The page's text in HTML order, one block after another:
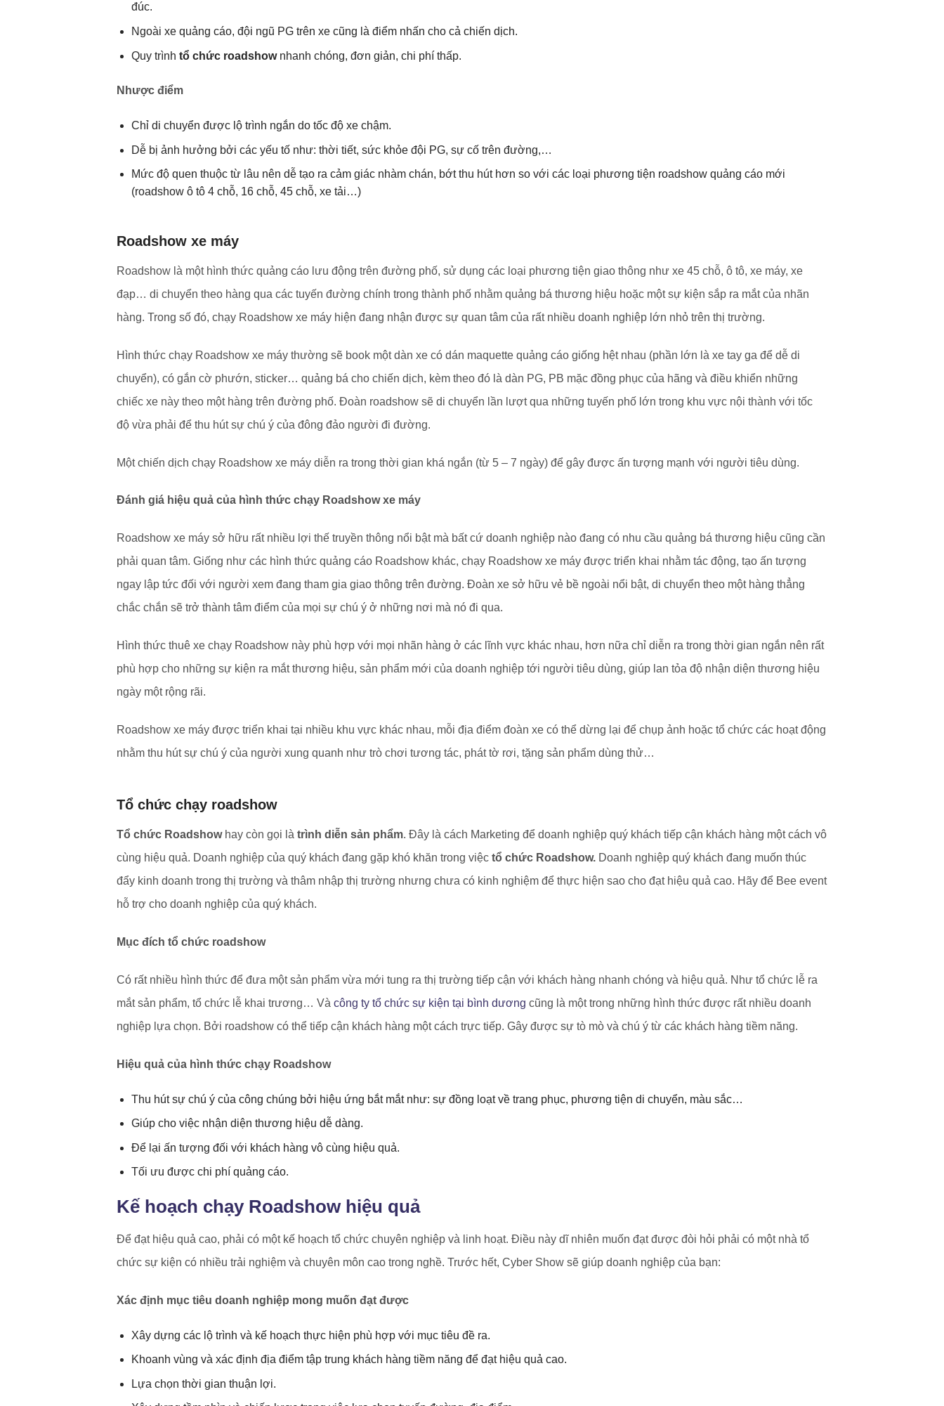
đúc.
Ngoài xe quảng cáo, đội ngũ PG trên xe cũng là điểm nhấn cho cả chiến dịch.
Quy trình tổ chức roadshownhanh chóng, đơn giản, chi phí thấp.
Nhược điểm
Chỉ di chuyển được lộ trình ngắn do tốc độ xe chậm.
Dễ bị ảnh hưởng bởi các yếu tố như: thời tiết, sức khỏe đội PG, sự cố trên đường,…
Mức độ quen thuộc từ lâu nên dễ tạo ra cảm giác nhàm chán, bớt thu hút hơn so với các loại phương tiện roadshow quảng cáo mới
(roadshow ô tô 4 chỗ, 16 chỗ, 45 chỗ, xe tải…)
Roadshow xe máy
Roadshow là một hình thức quảng cáo lưu động trên đường phố, sử dụng các loại phương tiện giao thông như xe 45 chỗ, ô tô, xe máy, xe
đạp… di chuyển theo hàng qua các tuyến đường chính trong thành phố nhằm quảng bá thương hiệu hoặc một sự kiện sắp ra mắt của nhãn
hàng. Trong số đó, chạy Roadshow xe máy hiện đang nhận được sự quan tâm của rất nhiều doanh nghiệp lớn nhỏ trên thị trường.
Hình thức chạy Roadshow xe máy thường sẽ book một dàn xe có dán maquette quảng cáo giống hệt nhau (phần lớn là xe tay ga để dễ di
chuyển), có gắn cờ phướn, sticker… quảng bá cho chiến dịch, kèm theo đó là dàn PG, PB mặc đồng phục của hãng và điều khiển những
chiếc xe này theo một hàng trên đường phố. Đoàn roadshow sẽ di chuyển lần lượt qua những tuyến phố lớn trong khu vực nội thành với tốc
độ vừa phải để thu hút sự chú ý của đông đảo người đi đường.
Một chiến dịch chạy Roadshow xe máy diễn ra trong thời gian khá ngắn (từ 5 – 7 ngày) để gây được ấn tượng mạnh với người tiêu dùng.
Đánh giá hiệu quả của hình thức chạy Roadshow xe máy
Roadshow xe máy sở hữu rất nhiều lợi thế truyền thông nổi bật mà bất cứ doanh nghiệp nào đang có nhu cầu quảng bá thương hiệu cũng cần
phải quan tâm. Giống như các hình thức quảng cáo Roadshow khác, chạy Roadshow xe máy được triển khai nhằm tác động, tạo ấn tượng
ngay lập tức đối với người xem đang tham gia giao thông trên đường. Đoàn xe sở hữu vẻ bề ngoài nổi bật, di chuyển theo một hàng thẳng
chắc chắn sẽ trở thành tâm điểm của mọi sự chú ý ở những nơi mà nó đi qua.
Hình thức thuê xe chạy Roadshow này phù hợp với mọi nhãn hàng ở các lĩnh vực khác nhau, hơn nữa chỉ diễn ra trong thời gian ngắn nên rất
phù hợp cho những sự kiện ra mắt thương hiệu, sản phẩm mới của doanh nghiệp tới người tiêu dùng, giúp lan tỏa độ nhận diện thương hiệu
ngày một rộng rãi.
Roadshow xe máy được triển khai tại nhiều khu vực khác nhau, mỗi địa điểm đoàn xe có thể dừng lại để chụp ảnh hoặc tổ chức các hoạt động
nhằm thu hút sự chú ý của người xung quanh như trò chơi tương tác, phát tờ rơi, tặng sản phẩm dùng thử…
Tổ chức chạy roadshow
Tổ chức Roadshowhay còn gọi làtrình diễn sản phẩm. Đây là cách Marketing để doanh nghiệp quý khách tiếp cận khách hàng một cách vô
cùng hiệu quả. Doanh nghiệp của quý khách đang gặp khó khăn trong việctổ chức Roadshow. Doanh nghiệp quý khách đang muốn thúc
đẩy kinh doanh trong thị trường và thâm nhập thị trường nhưng chưa có kinh nghiệm để thực hiện sao cho đạt hiệu quả cao. Hãy để Bee event
hỗ trợ cho doanh nghiệp của quý khách.
Mục đích tổ chức roadshow
Có rất nhiều hình thức để đưa một sản phẩm vừa mới tung ra thị trường tiếp cận với khách hàng nhanh chóng và hiệu quả. Như tổ chức lễ ra
mắt sản phẩm, tổ chức lễ khai trương… Vàcông ty tổ chức sự kiện tại bình dương cũng là một trong những hình thức được rất nhiều doanh
nghiệp lựa chọn. Bởi roadshow có thể tiếp cận khách hàng một cách trực tiếp. Gây được sự tò mò và chú ý từ các khách hàng tiềm năng.
Hiệu quả của hình thức chạy Roadshow
Thu hút sự chú ý của công chúng bởi hiệu ứng bắt mắt như: sự đồng loạt về trang phục, phương tiện di chuyển, màu sắc…
Giúp cho việc nhận diện thương hiệu dễ dàng.
Để lại ấn tượng đối với khách hàng vô cùng hiệu quả.
Tối ưu được chi phí quảng cáo.
Kế hoạch chạy Roadshow hiệu quả
Để đạt hiệu quả cao, phải có một kế hoạch tổ chức chuyên nghiệp và linh hoạt. Điều này dĩ nhiên muốn đạt được đòi hỏi phải có một nhà tổ
chức sự kiện có nhiều trải nghiệm và chuyên môn cao trong nghề. Trước hết, Cyber Show sẽ giúp doanh nghiệp của bạn:
Xác định mục tiêu doanh nghiệp mong muốn đạt được
Xây dựng các lộ trình và kế hoạch thực hiện phù hợp với mục tiêu đề ra.
Khoanh vùng và xác định địa điểm tập trung khách hàng tiềm năng để đạt hiệu quả cao.
Lựa chọn thời gian thuận lợi.